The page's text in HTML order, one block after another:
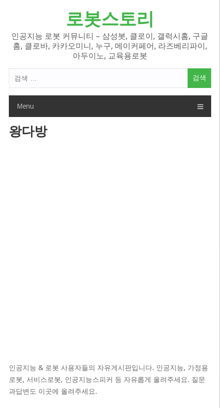
로봇스토리
인공지능 로봇 커뮤니티 – 삼성봇, 클로이, 갤럭시홈, 구글
홈, 클로바, 카카오미니, 누구, 메이커페어, 라즈베리파이,
아두이노, 교육용로봇
색
Menu
왕다방
인공지능 & 로봇 사용자들의 자유게시판입니다. 인공지능, 가정용
로봇, 서비스로봇, 인공지능스피커 등 자유롭게 올려주세요. 질문
과답변도 이곳에 올려주세요.